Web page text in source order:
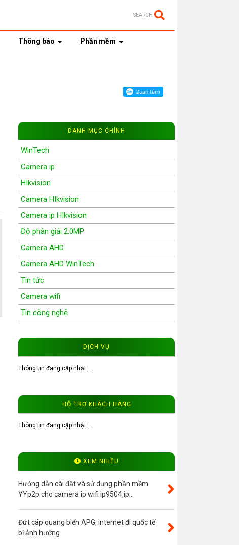
SEARCH
Thông báo Phần mềm
DANH MỤC CHÍNH
WinTech
Camera ip
HIkvision
Camera HIkvision
Camera ip HIkvision
Độ phân giải 2.0MP
Camera AHD
Camera AHD WinTech
Tin tức
Camera wifi
Tin công nghệ
Camera Wifi WinTech
Đầu ghi hình camera
Đầu ghi camera WinTech
Độ phân giải 4.0MP
Máy bộ đàm
Bảng giá
Phụ kiện camera
Visinet
DỊCH VỤ
Thông tin đang cập nhật ....
HỖ TRỢ KHÁCH HÀNG
Thông tin đang cập nhật ....
XEM NHIỀU
Hướng dẫn cài đặt và sử dụng phần mềm
YYp2p cho camera ip wifi ip9504,ip...
Đứt cáp quang biển APG, internet đi quốc tế
bị ảnh hưởng